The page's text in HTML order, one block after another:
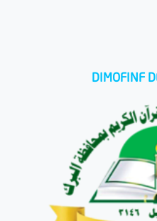
DIMOFINF